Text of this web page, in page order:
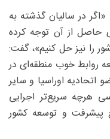
در سالیان گذشته به
حاصل از آن توجه کرده
را نیز حل کنیم»، گفت:
روابط خوب منطقه‌ای در
اوراسیا و سایر
هرچه سریع‌تر اجرایی
پیشرفت و توسعه کشور